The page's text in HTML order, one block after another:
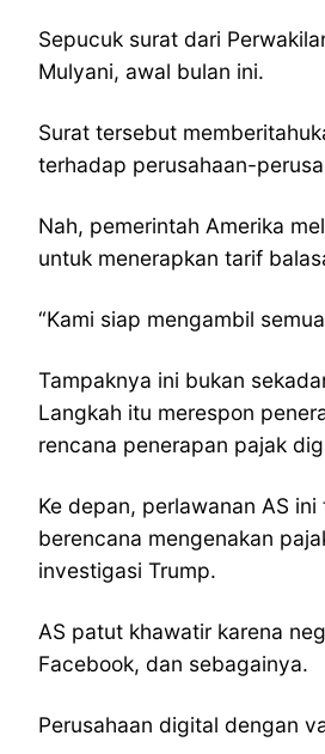
Sepucuk surat dari
Mulyani, awal bulan ini.
Surat tersebut
terhadap perusahaan-
Nah, pemerintah Amerika
untuk menerapkan tarif
“Kami siap mengambil
Tampaknya ini bukan
Langkah itu merespon
rencana penerapan pajak
Ke depan, perlawanan AS
berencana mengenakan
investigasi Trump.
AS patut khawatir karena
Facebook, dan sebagainya.
Perusahaan digital dengan